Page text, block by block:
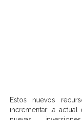
Estos nuevos
incrementar la